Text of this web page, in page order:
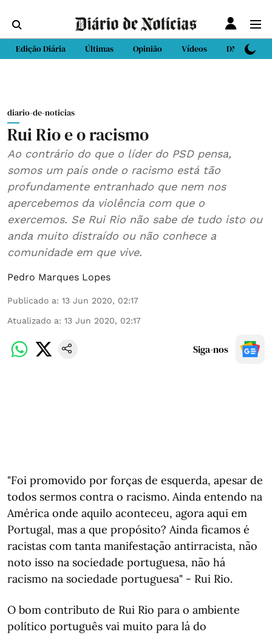
Edição Diária Últimas Opinião Vídeos DN Sport
diario-de-noticias
Rui Rio e o racismo
Ao contrário do que o líder do PSD pensa,
somos um país onde o racismo está tão
profundamente entranhado que nem nos
apercebemos da violência com que o
exercemos. Se Rui Rio não sabe de tudo isto ou
anda muito distraído ou não conhece a
comunidade em que vive.
Pedro Marques Lopes
Publicado a: 13 Jun 2020, 02:17
Atualizado a: 13 Jun 2020, 02:17
Siga-nos
"Foi promovido por forças de esquerda, apesar de
todos sermos contra o racismo. Ainda entendo na
América onde aquilo aconteceu, agora aqui em
Portugal, mas a que propósito? Ainda ficamos é
racistas com tanta manifestação antirracista, não
noto isso na sociedade portuguesa, não há
racismo na sociedade portuguesa" - Rui Rio.
O bom contributo de Rui Rio para o ambiente
político português vai muito para lá do